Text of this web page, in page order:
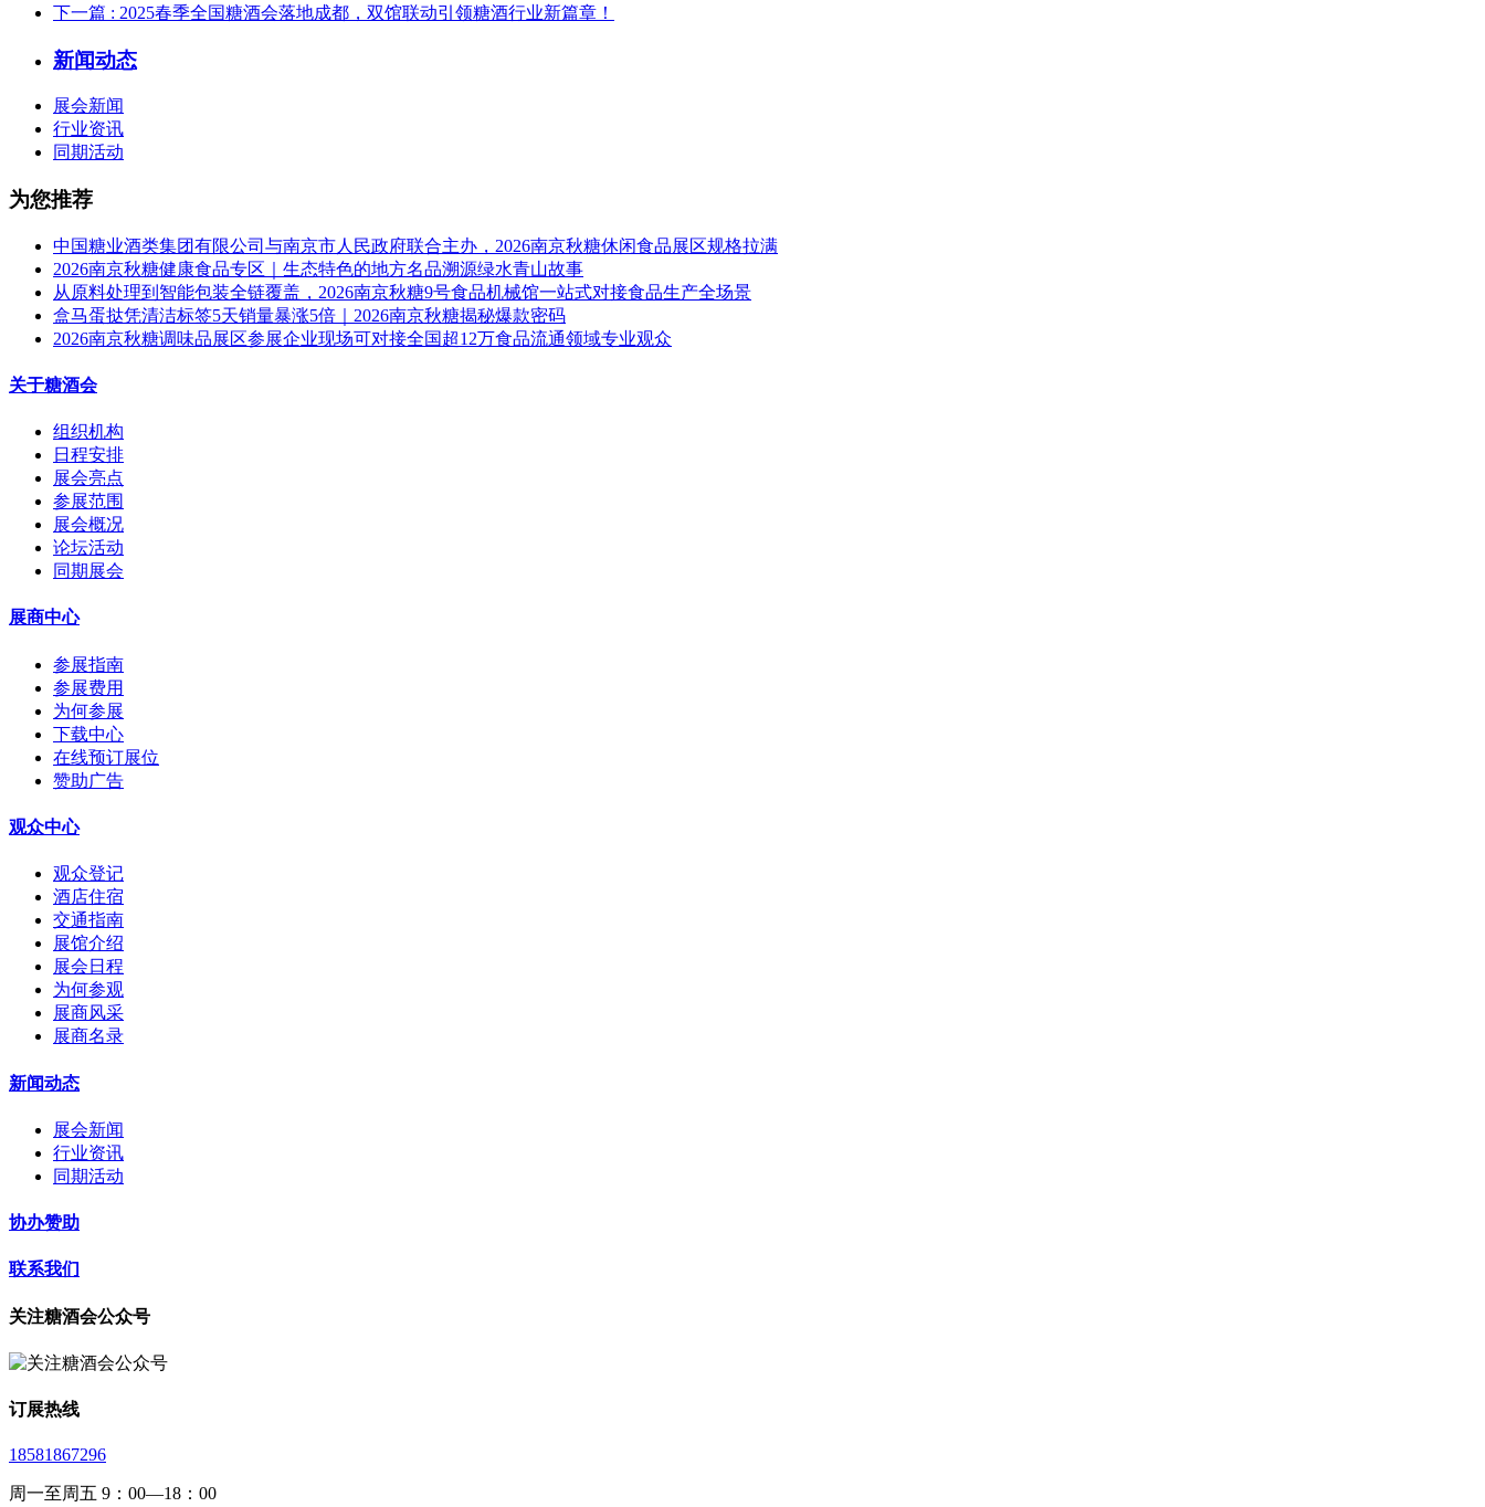
下一篇 : 2025春季全国糖酒会落地成都，双馆联动引领糖酒行业新篇章！
新闻动态
展会新闻
行业资讯
同期活动
为您推荐
中国糖业酒类集团有限公司与南京市人民政府联合主办，2026南京秋糖休闲食品展区规格拉满
2026南京秋糖健康食品专区｜生态特色的地方名品溯源绿水青山故事
从原料处理到智能包装全链覆盖，2026南京秋糖9号食品机械馆一站式对接食品生产全场景
盒马蛋挞凭清洁标签5天销量暴涨5倍｜2026南京秋糖揭秘爆款密码
2026南京秋糖调味品展区参展企业现场可对接全国超12万食品流通领域专业观众
关于糖酒会
组织机构
日程安排
展会亮点
参展范围
展会概况
论坛活动
同期展会
展商中心
参展指南
参展费用
为何参展
下载中心
在线预订展位
赞助广告
观众中心
观众登记
酒店住宿
交通指南
展馆介绍
展会日程
为何参观
展商风采
展商名录
新闻动态
展会新闻
行业资讯
同期活动
协办赞助
联系我们
关注糖酒会公众号
订展热线
18581867296
周一至周五 9：00—18：00